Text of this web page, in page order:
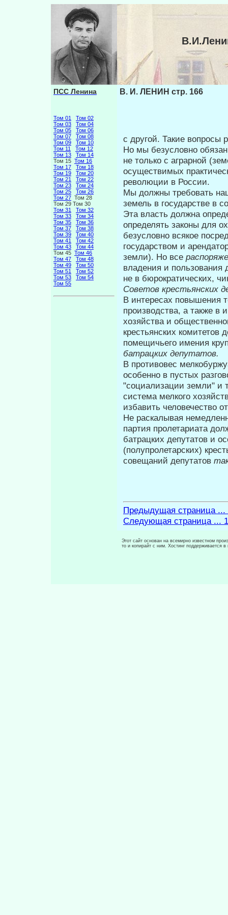
ПСС Ленина
Том 01
Том 02
Том 03
Том 04
Том 05
Том 06
Том 07
Том 08
Том 09
Том 10
Том 11
Том 12
Том 13
Том 14
Том 15 Том 16
Том 17
Том 18
Том 19
Том 20
Том 21
Том 22
Том 23
Том 24
Том 25
Том 26
Том 27 Том 28
Том 29 Том 30
Том 31
Том 32
Том 33
Том 34
Том 35
Том 36
Том 37
Том 38
Том 39
Том 40
Том 41
Том 42
Том 43
Том 44
Том 45 Том 46
Том 47
Том 48
Том 49
Том 50
Том 51
Том 52
Том 53
Том 54
Том 55
В. И. ЛЕНИН стр. 166
с другой. Такие вопросы
Но мы безусловно
не только с аграрной
осуществи­мых
революции в России.
Мы должны требовать
земель в го­сударстве в
Эта власть должна
определять законы для
безусловно всякое
государством и
земли). Но все
владе­ния и пользования
не в бюрокра­тических,
Советов крестьянских
В интересах повышения
производства, а также в
хозяйства и
крестьянских комитетов
помещичьего имения
батрацких депутатов.
В противовес
особенно в пустых
"социализации земли" и
система мелкого
избавить человечество
Не раскалывая
партия пролетариата
батрацких депутатов и
(полупролетарских)
совещаний депутатов
Предыдущая страница ...
Следующая страница ...
Этот сайт основан на всемирно известном
то и копирайт с ним. Хостинг поддерживается